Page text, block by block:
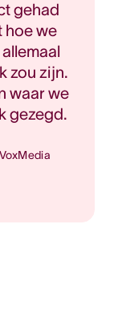
gehad
hoe we
zou zijn.
waar we
gezegd.